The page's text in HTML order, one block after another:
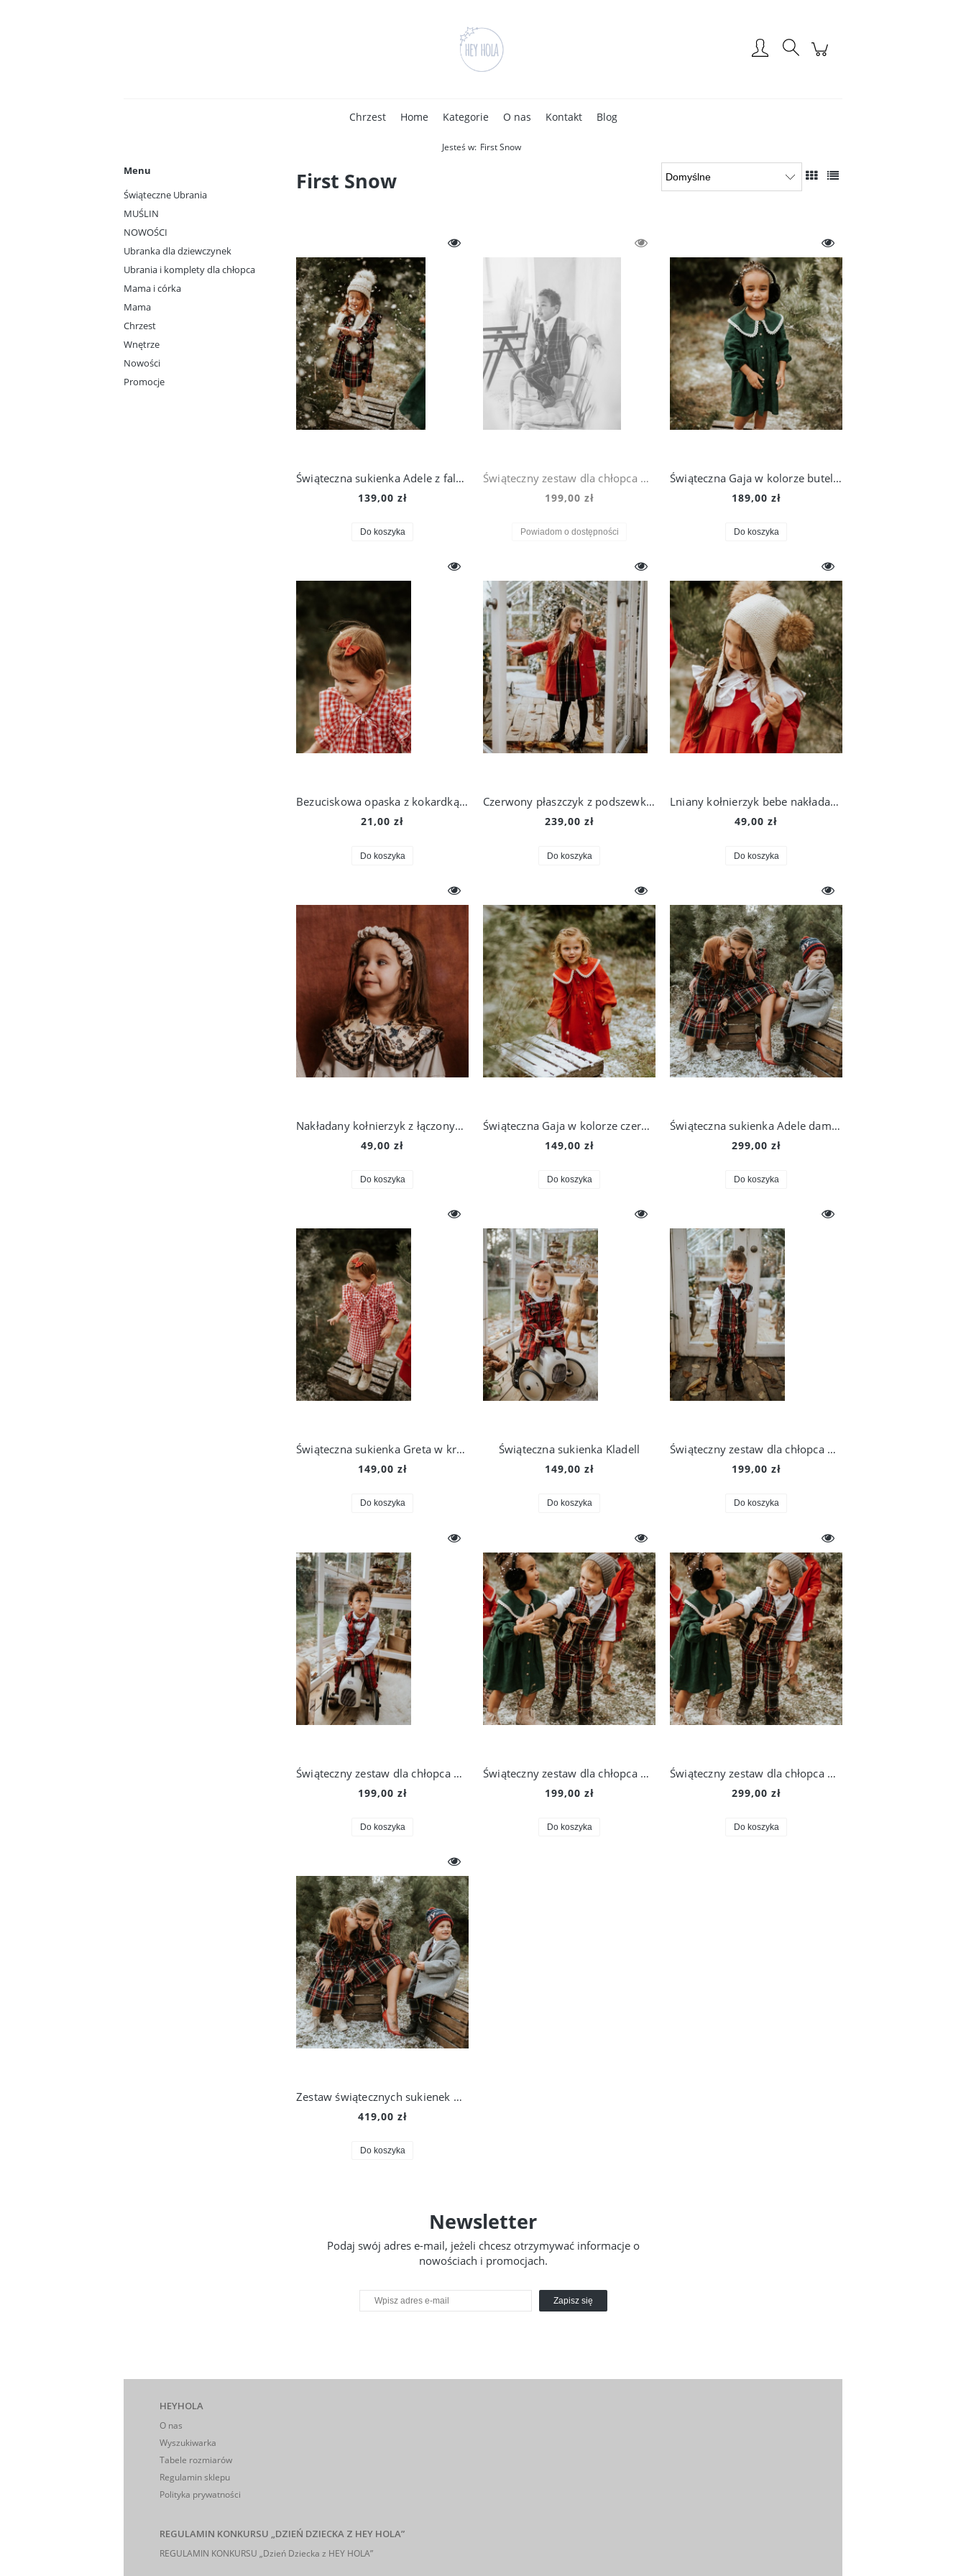
Chrzest Home Kategorie O nas Kontakt Blog
Jesteś w: First Snow
Menu
Świąteczne Ubrania
MUŚLIN
NOWOŚCI
Ubranka dla dziewczynek
Ubrania i komplety dla chłopca
Mama i córka
Mama
Chrzest
Wnętrze
Nowości
Promocje
First Snow
Świąteczna sukienka Adele z falbankami w szkocką kratkę
139,00 zł
Do koszyka
Świąteczny zestaw dla chłopca w czarną szkocką kratkę
199,00 zł
Powiadom o dostępności
Świąteczna Gaja w kolorze butelkowej zieleni
189,00 zł
Do koszyka
Bezuciskowa opaska z kokardką w wybranym kolorze
21,00 zł
Do koszyka
Czerwony płaszczyk z podszewką w krateczkę
239,00 zł
Do koszyka
Lniany kołnierzyk bebe nakładany
49,00 zł
Do koszyka
Nakładany kołnierzyk z łączonych materiałów
49,00 zł
Do koszyka
Świąteczna Gaja w kolorze czerwonym
149,00 zł
Do koszyka
Świąteczna sukienka Adele damska
299,00 zł
Do koszyka
Świąteczna sukienka Greta w kratkę vichy
149,00 zł
Do koszyka
Świąteczna sukienka Kladell
149,00 zł
Do koszyka
Świąteczny zestaw dla chłopca w ciemną szkocką kratkę (spodnie i kamizelka)
199,00 zł
Do koszyka
Świąteczny zestaw dla chłopca w czerwoną szkocką kratkę (kamizelka i spodnie)
199,00 zł
Do koszyka
Świąteczny zestaw dla chłopca w szkocką kratkę
199,00 zł
Do koszyka
Świąteczny zestaw dla chłopca w szkocką kratkę + koszula
299,00 zł
Do koszyka
Zestaw świątecznych sukienek Adele dla Mamy i córki
419,00 zł
Do koszyka
Newsletter
Podaj swój adres e-mail, jeżeli chcesz otrzymywać informacje o
nowościach i promocjach.
Zapisz się
HEYHOLA
O nas
Wyszukiwarka
Tabele rozmiarów
Regulamin sklepu
Polityka prywatności
REGULAMIN KONKURSU „DZIEŃ DZIECKA Z HEY HOLA”
REGULAMIN KONKURSU „Dzień Dziecka z HEY HOLA”